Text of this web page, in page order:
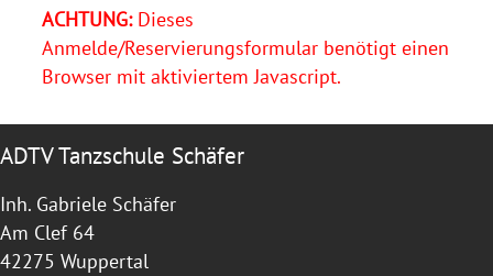
ACHTUNG:Dieses
Anmelde/Reservierungsformular benötigt einen
Browser mit aktiviertem Javascript.
ADTV Tanzschule Schäfer
Inh. Gabriele Schäfer
Am Clef 64
42275 Wuppertal